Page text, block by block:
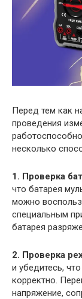
Перед тем как
проведения
несколько
1. Проверка
что батарея
можно
специальным
батарея
2. Проверка
и убедитесь,
корректно.
напряжение,